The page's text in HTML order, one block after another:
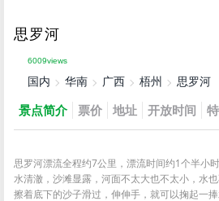
思罗河
6009views
国内 华南 广西 梧州 思罗河
景点简介 票价 地址 开放时间
思罗河漂流全程约7公里，漂流时间约1个半小
水清澈，沙滩显露，河面不太大也不太小，水
擦着底下的沙子滑过，伸伸手，就可以掬起一